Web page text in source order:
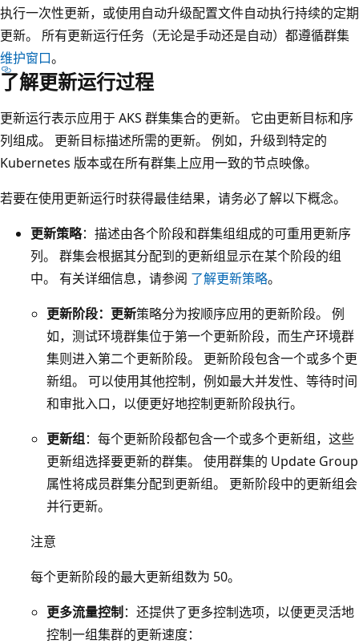
执行一次性更新，或使用自动升级配置文件自动执行持续的定期
更新。 所有更新运行任务（无论是手动还是自动）都遵循群集
维护窗口。
了解更新运行过程
更新运行表示应用于 AKS 群集集合的更新。 它由更新目标和序
列组成。 更新目标描述所需的更新。 例如，升级到特定的
Kubernetes 版本或在所有群集上应用一致的节点映像。
若要在使用更新运行时获得最佳结果，请务必了解以下概念。
更新策略：描述由各个阶段和群集组组成的可重用更新序
列。 群集会根据其分配到的更新组显示在某个阶段的组
中。 有关详细信息，请参阅 了解更新策略。
更新阶段：更新策略分为按顺序应用的更新阶段。 例
如，测试环境群集位于第一个更新阶段，而生产环境群
集则进入第二个更新阶段。 更新阶段包含一个或多个更
新组。 可以使用其他控制，例如最大并发性、等待时间
和审批入口，以便更好地控制更新阶段执行。
更新组：每个更新阶段都包含一个或多个更新组，这些
更新组选择要更新的群集。 使用群集的 Update Group
属性将成员群集分配到更新组。 更新阶段中的更新组会
并行更新。
注意
每个更新阶段的最大更新组数为 50。
更多流量控制：还提供了更多控制选项，以便更灵活地
控制一组集群的更新速度：